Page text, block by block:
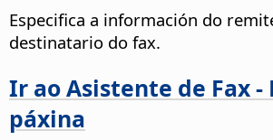
Especifica a información do
destinatario do fax.
Ir ao Asistente de Fax -
páxina